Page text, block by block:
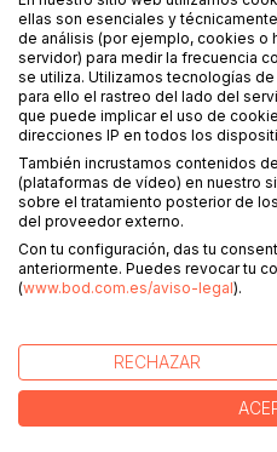
DESCRIPCIÓN
Los
acompaña en un
con niños de 4
de las ideas de
Garantizamos
MÁS
ellas son esenciales y
de análisis (por ejemplo, cookies o
servidor) para medir la frecuencia
se utiliza. Utilizamos tecnologías
para ello el rastreo del lado del
que puede implicar el uso de
direcciones IP en todos los
También incrustamos contenidos
(plataformas de vídeo) en nuestro
sobre el tratamiento posterior de
del proveedor externo.
Con tu configuración, das tu
anteriormente. Puedes revocar tu
(www.bod.com.es/aviso-legal).
RECHAZAR